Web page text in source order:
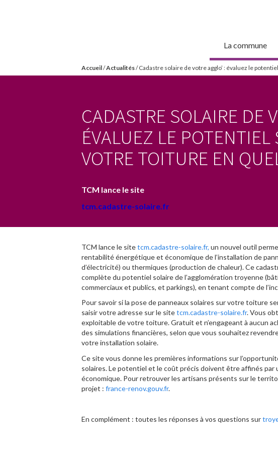
La commune
ici
Accueil/Actualités/ Cadastre solaire de votre agglo’ : évaluez le
CADASTRE SOLAIRE DE
ÉVALUEZ LE POTENTIEL
VOTRE TOITURE EN
TCM lance le site
tcm.cadastre-solaire.fr
TCM lance le sitetcm.cadastre-solaire.fr, un nouvel outil
rentabilité énergétique et économique de l’installation de
d’électricité) ou thermiques (production de chaleur). Ce
complète du potentiel solaire de l’agglomération troyenne
commerciaux et publics, et parkings), en tenant compte de
Pour savoir si la pose de panneaux solaires sur votre toiture
saisir votre adresse sur le sitetcm.cadastre-solaire.fr. Vous
exploitable de votre toiture. Gratuit et n’engageant à aucun
des simulations financières, selon que vous souhaitez
votre installation solaire.
Ce site vous donne les premières informations sur
solaires. Le potentiel et le coût précis doivent être affinés
économique. Pour retrouver les artisans présents sur le
projet : france-renov.gouv.fr.
En complément : toutes les réponses à vos questions sur